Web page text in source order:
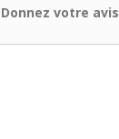
Donnez votre avis